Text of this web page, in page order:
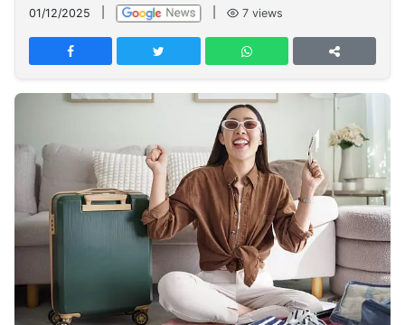
Network
PT
TREETAN
INDONESIA
Partner
Insight
NTB
Suara
Time
Lens
IDN
Daily
Jogja
Jalan
Rakyat
Idealita
News
Kita
Notice
Dinamikapost.com
Radar
Baru
Seedbacklink
Kabarbaru
01/12/2025 7 views